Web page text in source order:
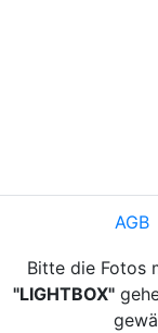
AGB
Bitte die Fotos
"LIGHTBOX"